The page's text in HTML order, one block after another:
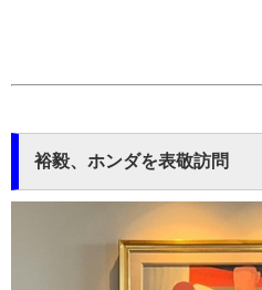
裕毅、ホンダを表敬訪問